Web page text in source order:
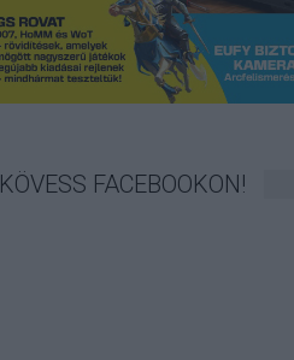
KÖVESS FACEBOOKON!